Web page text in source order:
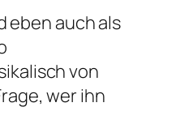
eben auch als
von
wer ihn